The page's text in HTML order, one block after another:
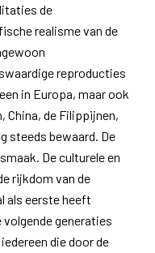
de
realisme van de
reproducties
in Europa, maar ook
China, de Filippijnen,
steeds bewaard. De
De culturele en
rijkdom van de
als eerste heeft
volgende generaties
die door de